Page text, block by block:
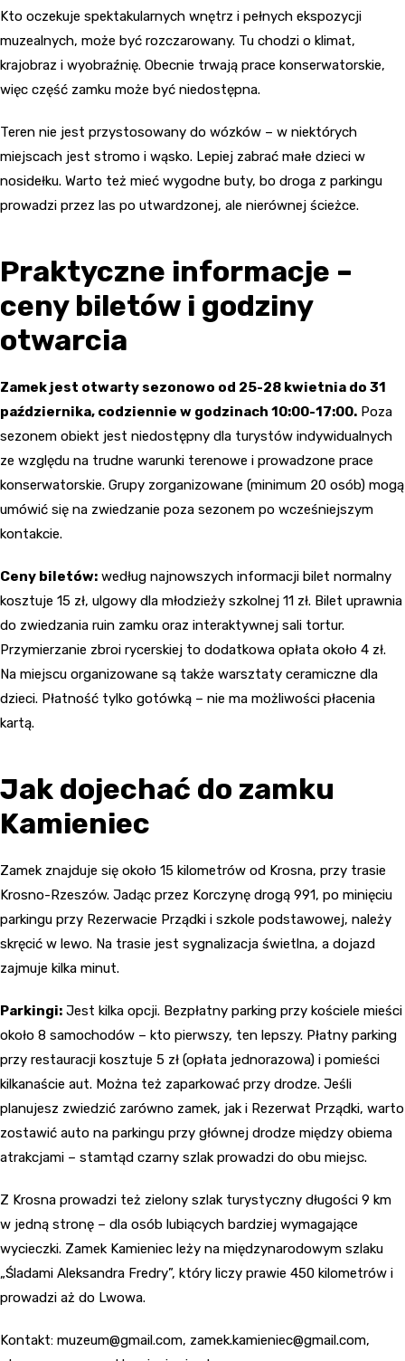
Kto oczekuje spektakularnych wnętrz i pełnych ekspozycji
muzealnych, może być rozczarowany. Tu chodzi o klimat,
krajobraz i wyobraźnię. Obecnie trwają prace konserwatorskie,
więc część zamku może być niedostępna.
Teren nie jest przystosowany do wózków – w niektórych
miejscach jest stromo i wąsko. Lepiej zabrać małe dzieci w
nosidełku. Warto też mieć wygodne buty, bo droga z parkingu
prowadzi przez las po utwardzonej, ale nierównej ścieżce.
Praktyczne informacje –
ceny biletów i godziny
otwarcia
Zamek jest otwarty sezonowo od 25-28 kwietnia do 31
października, codziennie w godzinach 10:00-17:00. Poza
sezonem obiekt jest niedostępny dla turystów indywidualnych
ze względu na trudne warunki terenowe i prowadzone prace
konserwatorskie. Grupy zorganizowane (minimum 20 osób) mogą
umówić się na zwiedzanie poza sezonem po wcześniejszym
kontakcie.
Ceny biletów: według najnowszych informacji bilet normalny
kosztuje 15 zł, ulgowy dla młodzieży szkolnej 11 zł. Bilet uprawnia
do zwiedzania ruin zamku oraz interaktywnej sali tortur.
Przymierzanie zbroi rycerskiej to dodatkowa opłata około 4 zł.
Na miejscu organizowane są także warsztaty ceramiczne dla
dzieci. Płatność tylko gotówką – nie ma możliwości płacenia
kartą.
Jak dojechać do zamku
Kamieniec
Zamek znajduje się około 15 kilometrów od Krosna, przy trasie
Krosno-Rzeszów. Jadąc przez Korczynę drogą 991, po minięciu
parkingu przy Rezerwacie Prządki i szkole podstawowej, należy
skręcić w lewo. Na trasie jest sygnalizacja świetlna, a dojazd
zajmuje kilka minut.
Parkingi: Jest kilka opcji. Bezpłatny parking przy kościele mieści
około 8 samochodów – kto pierwszy, ten lepszy. Płatny parking
przy restauracji kosztuje 5 zł (opłata jednorazowa) i pomieści
kilkanaście aut. Można też zaparkować przy drodze. Jeśli
planujesz zwiedzić zarówno zamek, jak i Rezerwat Prządki, warto
zostawić auto na parkingu przy głównej drodze między obiema
atrakcjami – stamtąd czarny szlak prowadzi do obu miejsc.
Z Krosna prowadzi też zielony szlak turystyczny długości 9 km
w jedną stronę – dla osób lubiących bardziej wymagające
wycieczki. Zamek Kamieniec leży na międzynarodowym szlaku
„Śladami Aleksandra Fredry”, który liczy prawie 450 kilometrów i
prowadzi aż do Lwowa.
Kontakt: muzeum@gmail.com, zamek.kamieniec@gmail.com,